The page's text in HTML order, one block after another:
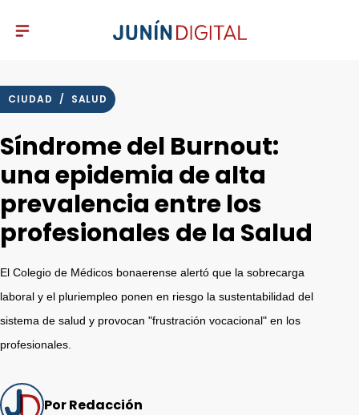
CIUDAD / SALUD
Síndrome del Burnout:
una epidemia de alta
prevalencia entre los
profesionales de la Salud
El Colegio de Médicos bonaerense alertó que la sobrecarga
laboral y el pluriempleo ponen en riesgo la sustentabilidad del
sistema de salud y provocan "frustración vocacional" en los
profesionales.
Por Redacción